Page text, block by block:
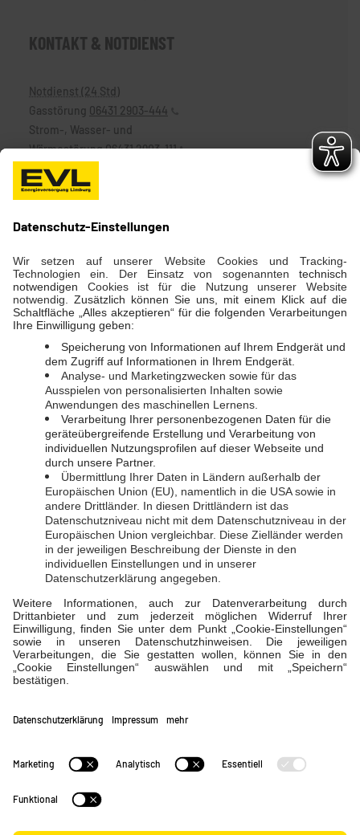
KONTAKT & NOTDIENST
Notdienst (24 Std)
Gasstörung 06431 2903-444
Strom-, Wasser- und
Wärmestörung06431 2903-111
Telefon 06431 2903-0
Telefon06431 2903-800
E-Mail
servicecenter@evl.de
SOCIAL MEDIA
Instagram
Facebook
LINKS
EVL-Direkt
LahnEnergie
Impressum|Datenschutz| Schlichtungsstelle
|Barrierefreiheitserklärung|Cookie-Einstellungen